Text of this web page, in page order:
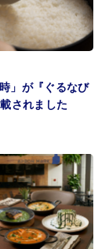
時」が『ぐるなび
されました